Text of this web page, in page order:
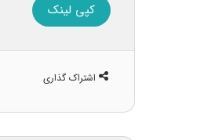
کپی لینک
اشتراک گذاری